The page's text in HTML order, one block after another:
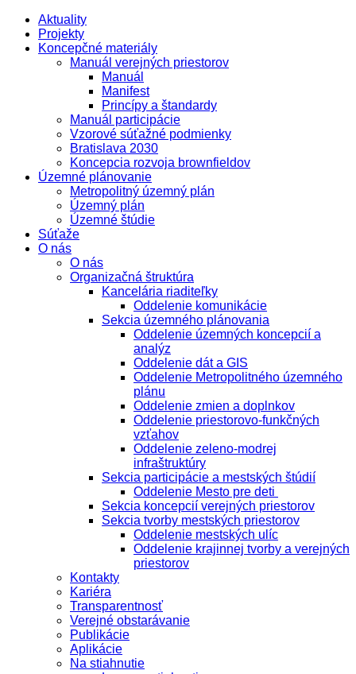
Aktuality
Projekty
Koncepčné materiály
Manuál verejných priestorov
Manuál
Manifest
Princípy a štandardy
Manuál participácie
Vzorové súťažné podmienky
Bratislava 2030
Koncepcia rozvoja brownfieldov
Územné plánovanie
Metropolitný územný plán
Územný plán
Územné štúdie
Súťaže
O nás
O nás
Organizačná štruktúra
Kancelária riaditeľky
Oddelenie komunikácie
Sekcia územného plánovania
Oddelenie územných koncepcií a
analýz
Oddelenie dát a GIS
Oddelenie Metropolitného územného
plánu
Oddelenie zmien a doplnkov
Oddelenie priestorovo-funkčných
vzťahov
Oddelenie zeleno-modrej
infraštruktúry
Sekcia participácie a mestských štúdií
Oddelenie Mesto pre deti
Sekcia koncepcií verejných priestorov
Sekcia tvorby mestských priestorov
Oddelenie mestských ulíc
Oddelenie krajinnej tvorby a verejných
priestorov
Kontakty
Kariéra
Transparentnosť
Verejné obstarávanie
Publikácie
Aplikácie
Na stiahnutie